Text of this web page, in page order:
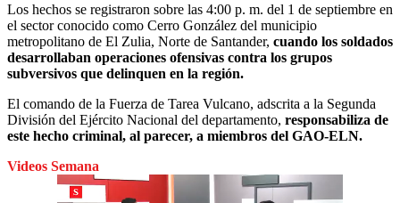
Los hechos se registraron sobre las 4:00 p. m. del 1 de septiembre en
el sector conocido como Cerro González del municipio
metropolitano de El Zulia, Norte de Santander, cuando los soldados
desarrollaban operaciones ofensivas contra los grupos
subversivos que delinquen en la región.
El comando de la Fuerza de Tarea Vulcano, adscrita a la Segunda
División del Ejército Nacional del departamento, responsabiliza de
este hecho criminal, al parecer, a miembros del GAO-ELN.
Videos Semana